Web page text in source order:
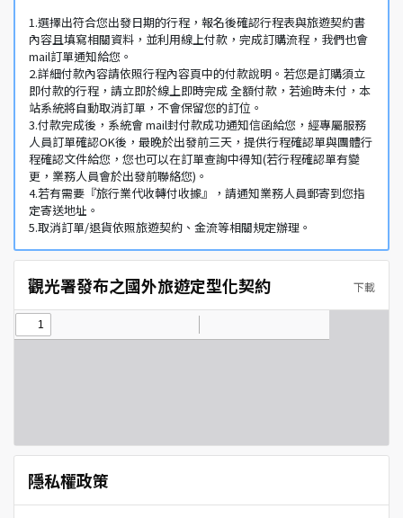
1.選擇出符合您出發日期的行程，報名後確認行程表與旅遊契約書
內容且填寫相關資料，並利用線上付款，完成訂購流程，我們也會
mail訂單通知給您。
2.詳細付款內容請依照行程內容頁中的付款說明。若您是訂購須立
即付款的行程，請立即於線上即時完成 全額付款，若逾時未付，本
站系統將自動取消訂單，不會保留您的訂位。
3.付款完成後，系統會 mail封付款成功通知信函給您，經專屬服務
人員訂單確認OK後，最晚於出發前三天，提供行程確認單與團體行
程確認文件給您，您也可以在訂單查詢中得知(若行程確認單有變
更，業務人員會於出發前聯絡您)。
4.若有需要『旅行業代收轉付收據』，請通知業務人員郵寄到您指
定寄送地址。
5.取消訂單/退貨依照旅遊契約、金流等相關規定辦理。
觀光署發布之國外旅遊定型化契約 下載
隱私權政策